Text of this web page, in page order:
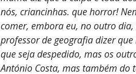
nós, criancinhas. que horror!
comer, embora eu, no outro
professor de geografia dizer
que seja despedido, mas os
António Costa, mas também do